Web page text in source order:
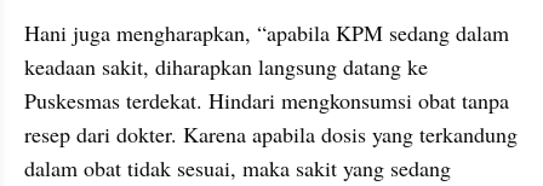
Hani juga mengharapkan, “apabila KPM sedang dalam
keadaan sakit, diharapkan langsung datang ke
Puskesmas terdekat. Hindari mengkonsumsi obat tanpa
resep dari dokter. Karena apabila dosis yang terkandung
dalam obat tidak sesuai, maka sakit yang sedang